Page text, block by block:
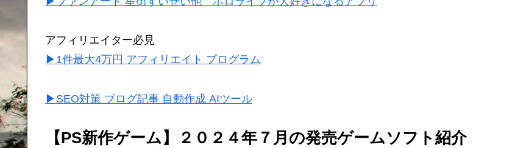
アフィリエイター必見
▶1件最大4万円 アフィリエイト プログラム
▶SEO対策 ブログ記事 自動作成 AIツール
【PS新作ゲーム】２０２４年７月の発売ゲームソフト紹介